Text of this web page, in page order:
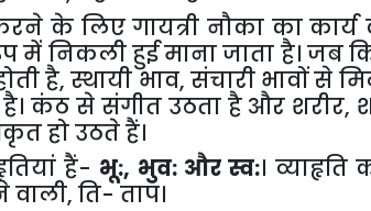
के लिए गायत्री नौका का कार्य
निकली हुई माना जाता है। जब
है, स्थायी भाव, संचारी भावों से
कंठ से संगीत उठता है और शरीर,
हो उठते हैं।
हैं- भू:, भुव: और स्व:। व्याहृति
वाली, ति- ताप।